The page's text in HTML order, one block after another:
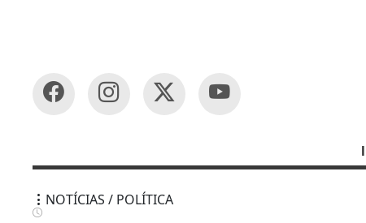
NOTÍCIAS / POLÍTICA